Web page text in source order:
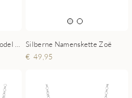
Silberne Namenskette Zoë
49,95